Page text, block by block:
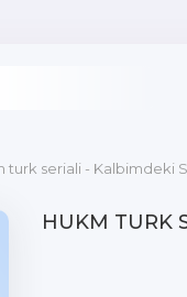
turk seriali - Kalbimdeki
HUKM TURK